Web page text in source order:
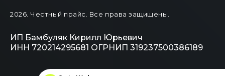
2026 . Честный прайс. Все права защищены.
ИП Бамбуляк Кирилл Юрьевич
ИНН 720214295681 ОГРНИП 319237500386189